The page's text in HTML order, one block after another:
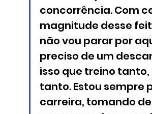
concorrência. Com
magnitude desse
não vou parar por
preciso de um
isso que treino
tanto. Estou sempre
carreira, tomando